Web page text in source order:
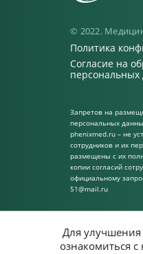
© 2022.
Политика
Согласие на
Запретов на
персональных
phenixmed.ru – не
сотрудников и их
размещены с их
копии согласий
официальному
51@mail.ru
Для улучшения
ознакомиться